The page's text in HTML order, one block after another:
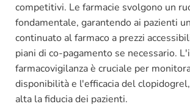
competitivi. Le farmacie svolgono un
fondamentale, garantendo ai pazienti
continuato al farmaco a prezzi
piani di co-pagamento se necessario.
farmacovigilanza è cruciale per
disponibilità e l'efficacia del
alta la fiducia dei pazienti.